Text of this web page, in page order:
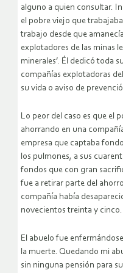
alguno a quien consultar.
el pobre viejo que
trabajo desde que
explotadores de las minas
minerales’. Él dedicó toda
compañías explotadoras
su vida o aviso de
Lo peor del caso es que el
ahorrando en una
empresa que captaba
los pulmones, a sus
fondos que con gran
fue a retirar parte del
compañía había
novecientos treinta y cinco.
El abuelo fue
la muerte. Quedando mi
sin ninguna pensión para